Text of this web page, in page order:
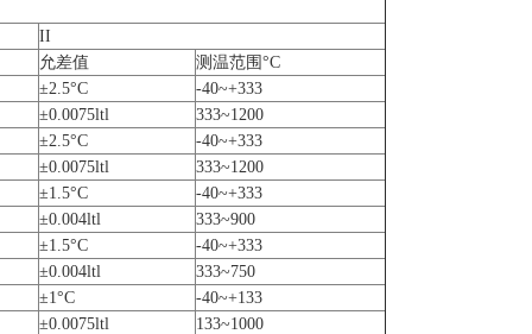
II
允差值 测温范围°C
±2.5°C
-40~+333
±0.0075ltl 333~1200
±2.5°C
-40~+333
±0.0075ltl 333~1200
±1.5°C
-40~+333
±0.004ltl 333~900
±1.5°C
-40~+333
±0.004ltl 333~750
±1°C
-40~+133
±0.0075ltl 133~1000